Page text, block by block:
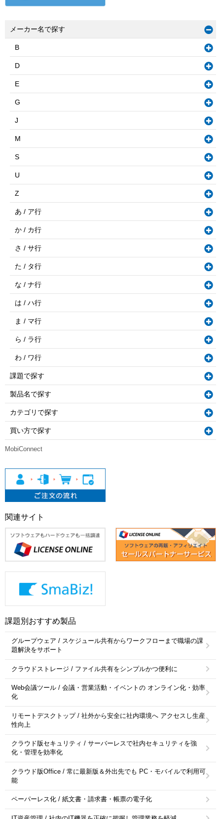
メーカー名で探す
B
D
E
G
J
M
S
U
Z
あ / ア行
か / カ行
さ / サ行
た / タ行
な / ナ行
は / ハ行
ま / マ行
ら / ラ行
わ / ワ行
課題で探す
製品名で探す
カテゴリで探す
買い方で探す
MobiConnect
関連サイト
課題別おすすめ製品
グループウェア / スケジュール共有からワークフローまで職場の課
題解決をサポート
クラウドストレージ / ファイル共有をシンプルかつ便利に
Web会議ツール / 会議・営業活動・イベントの オンライン化・効率
化
リモートデスクトップ / 社外から安全に社内環境へ アクセスし生産
性向上
クラウド版セキュリティ / サーバーレスで社内セキュリティを強
化・管理を効率化
クラウド版Office / 常に最新版＆外出先でも PC・モバイルで利用可
能
ペーパーレス化 / 紙文書・請求書・帳票の電子化